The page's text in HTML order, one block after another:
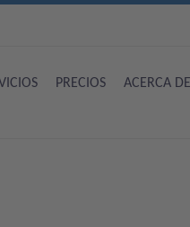
PRECIOS ACERCA